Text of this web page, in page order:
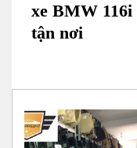
xe BMW 116i
tận nơi